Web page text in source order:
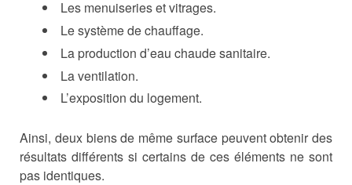
Les menuiseries et vitrages.
Le système de chauffage.
La production d’eau chaude sanitaire.
La ventilation.
L’exposition du logement.
Ainsi, deux biens de même surface peuvent obtenir des
résultats différents si certains de ces éléments ne sont
pas identiques.